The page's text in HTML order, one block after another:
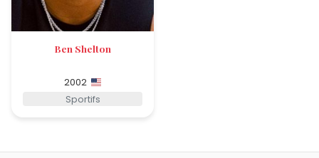
Ben Shelton
2002
Sportifs